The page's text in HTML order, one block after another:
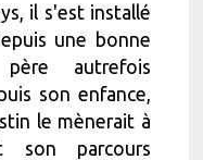
il s'est installé
une bonne
autrefois
son enfance,
le mènerait à
son parcours